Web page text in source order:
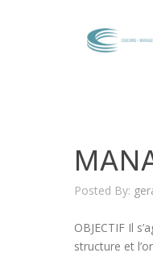
Posted By:
OBJECTIF Il
structure et